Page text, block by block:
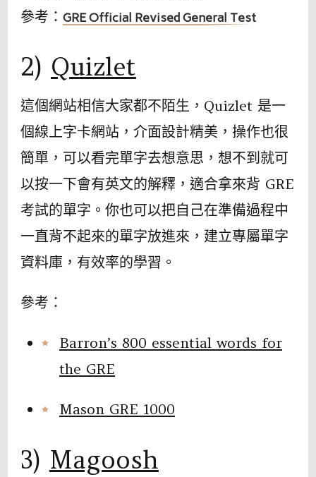
參考： GRE Official Revised General Test
2) Quizlet
這個網站相信大家都不陌生，Quizlet 是一
個線上字卡網站，介面設計精美，操作也很
簡單，可以看完單字去想意思，想不到就可
以按一下會有英文的解釋，適合拿來背 GRE
考試的單字。你也可以把自己在準備過程中
一直背不起來的單字放進來，建立專屬單字
資料庫，有效率的學習。
參考：
Barron’s 800 essential words for
the GRE
Mason GRE 1000
3) Magoosh